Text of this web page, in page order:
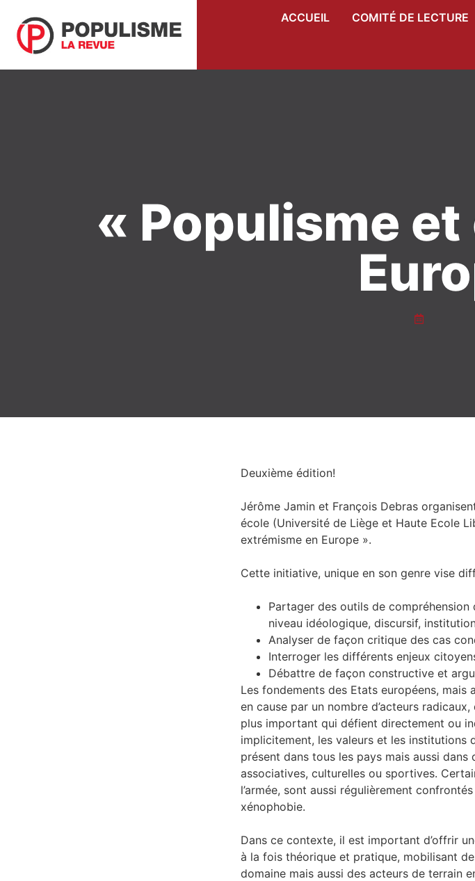
ACCUEIL COMITÉ DE LECTURE
« Populisme
Deuxième édition!
Jérôme Jamin et François Debras
école (Université de Liège et Haute Ecole
extrémisme en Europe ».
Cette initiative, unique en son genre vise
Partager des outils de compréhension
niveau idéologique, discursif,
Analyser de façon critique des cas
Interroger les différents enjeux
Débattre de façon constructive et
Les fondements des Etats européens, mais
en cause par un nombre d’acteurs
plus important qui défient directement ou
implicitement, les valeurs et les institutions
présent dans tous les pays mais aussi
associatives, culturelles ou sportives.
l’armée, sont aussi régulièrement
xénophobie.
Dans ce contexte, il est important d’offrir
à la fois théorique et pratique, mobilisant
domaine mais aussi des acteurs de terrain